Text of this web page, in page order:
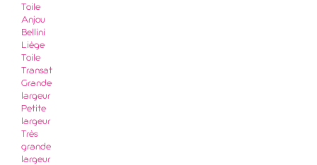
Toile
Anjou
Bellini
Liège
Toile
Transat
Grande
largeur
Petite
largeur
Très
grande
largeur